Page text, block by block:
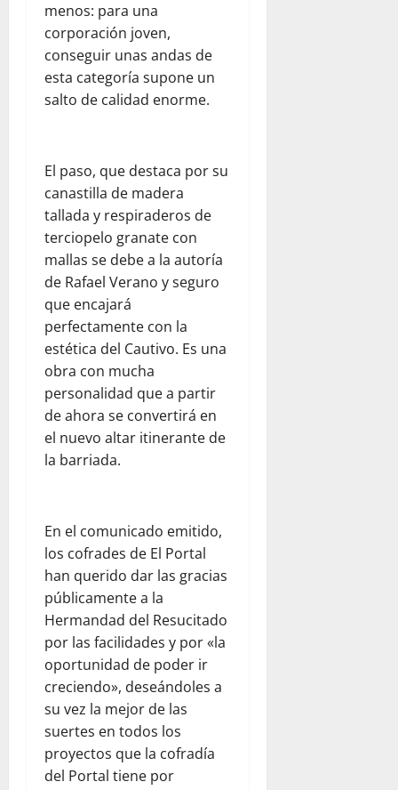
menos: para una
corporación joven,
conseguir unas andas de
esta categoría supone un
salto de calidad enorme.
​El paso, que destaca por su
canastilla de madera
tallada y respiraderos de
terciopelo granate con
mallas se debe a la autoría
de Rafael Verano y seguro
que encajará
perfectamente con la
estética del Cautivo. Es una
obra con mucha
personalidad que a partir
de ahora se convertirá en
el nuevo altar itinerante de
la barriada.
​En el comunicado emitido,
los cofrades de El Portal
han querido dar las gracias
públicamente a la
Hermandad del Resucitado
por las facilidades y por «la
oportunidad de poder ir
creciendo», deseándoles a
su vez la mejor de las
suertes en todos los
proyectos que la cofradía
del Portal tiene por